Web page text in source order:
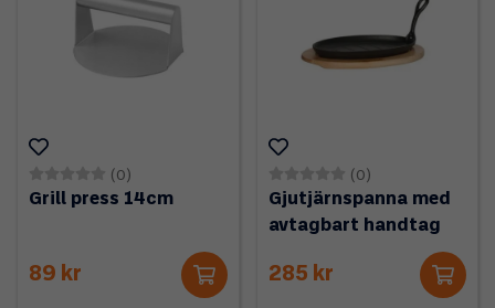
(0)
Grill press 14cm
89 kr
(0)
Gjutjärnspanna med
avtagbart handtag
285 kr